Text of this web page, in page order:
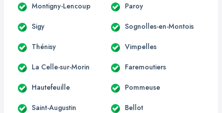
Montigny-Lencoup Paroy
Sigy Sognolles-en-Montois
Thénisy Vimpelles
La Celle-sur-Morin Faremoutiers
Hautefeuille Pommeuse
Saint-Augustin Bellot